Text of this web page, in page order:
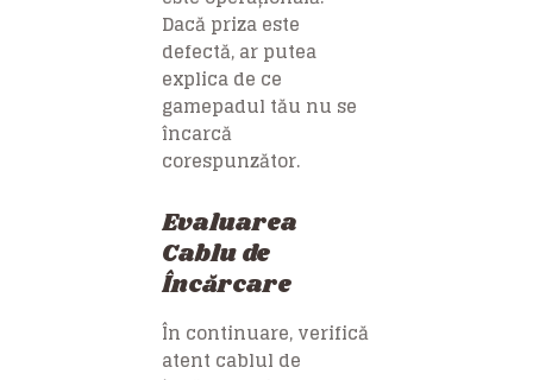
Dacă priza este
defectă, ar putea
explica de ce
gamepadul tău nu se
încarcă
corespunzător.
Evaluarea
Cablu de
Încărcare
În continuare, verifică
atent cablul de